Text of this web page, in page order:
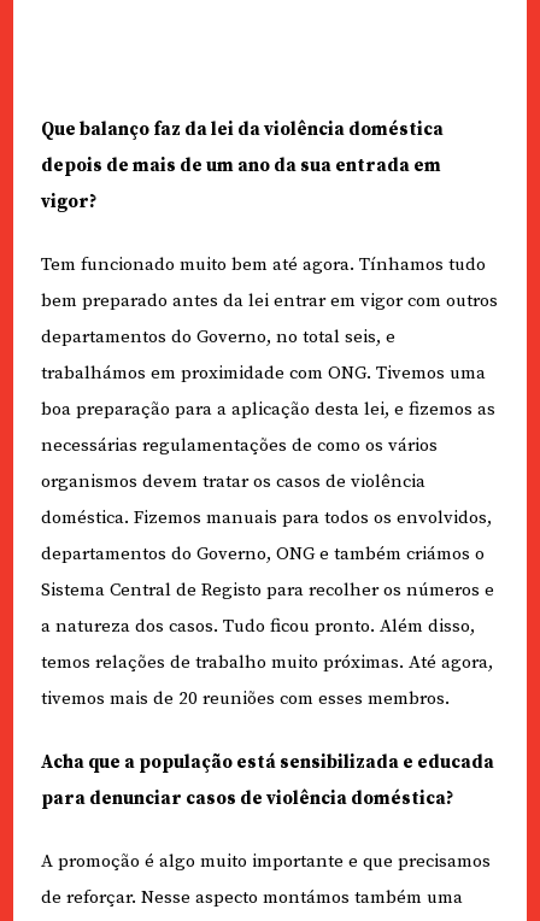
Que balanço faz da lei da violência doméstica
depois de mais de um ano da sua entrada em
vigor?
Tem funcionado muito bem até agora. Tínhamos tudo
bem preparado antes da lei entrar em vigor com outros
departamentos do Governo, no total seis, e
trabalhámos em proximidade com ONG. Tivemos uma
boa preparação para a aplicação desta lei, e fizemos as
necessárias regulamentações de como os vários
organismos devem tratar os casos de violência
doméstica. Fizemos manuais para todos os envolvidos,
departamentos do Governo, ONG e também criámos o
Sistema Central de Registo para recolher os números e
a natureza dos casos. Tudo ficou pronto. Além disso,
temos relações de trabalho muito próximas. Até agora,
tivemos mais de 20 reuniões com esses membros.
Acha que a população está sensibilizada e educada
para denunciar casos de violência doméstica?
A promoção é algo muito importante e que precisamos
de reforçar. Nesse aspecto montámos também uma